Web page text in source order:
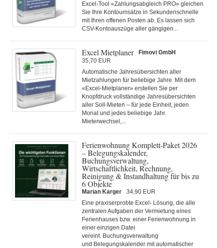
Excel-Tool «Zahlungsabgleich PRO» gleichen
Sie Ihre Kontoumsätze in Sekundenschnelle
mit Ihren offenen Posten ab. Es lassen sich
CSV-Kontoauszüge aller gängigen...
Excel Mietplaner
Fimovi GmbH
35,70 EUR
Automatische Jahresübersichten aller
Mietzahlungen für beliebige Jahre. Mit dem
«Excel-Mietplaner» erstellen Sie per
Knopfdruck vollständige Jahresübersichten
aller Soll-Mieten – für jede Einheit, jeden
Monat und jedes beliebige Jahr.
Mieterwechsel,...
Ferienwohnung Komplett-Paket 2026
– Belegungskalender,
Buchungsverwaltung,
Wirtschaftlichkeit, Rechnung,
Reinigung & Instandhaltung für bis zu
6 Objekte
Marian Karger
34,90 EUR
Eine praxiserprobte Excel- Lösung, die alle
zentralen Aufgaben der Vermietung eines
Ferienhauses bzw. einer Ferienwohnung in
einer einzigen Datei
vereint. Buchungsverwaltung
und Belegungskalender mit automatischer